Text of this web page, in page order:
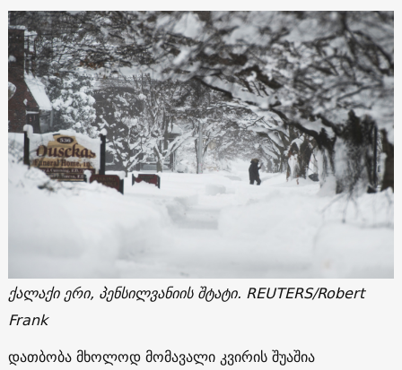
ქალაქი ერი, პენსილვანიის შტატი. REUTERS/Robert
Frank
დათბობა მხოლოდ მომავალი კვირის შუაშია